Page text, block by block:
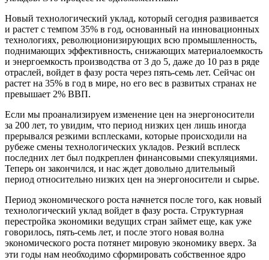
Новый технологический уклад, который сегодня развивается
и растет с темпом 35% в год, основанный на инновационных
технологиях, революционизирующих всю промышленность,
поднимающих эффективность, снижающих материалоемкость
и энергоемкость производства от 3 до 5, даже до 10 раз в ряде
отраслей, войдет в фазу роста через пять-семь лет. Сейчас он
растет на 35% в год в мире, но его вес в развитых странах не
превышает 2% ВВП.
Если мы проанализируем изменение цен на энергоносители
за 200 лет, то увидим, что период низких цен лишь иногда
прерывался резкими всплесками, которые происходили на
рубеже смены технологических укладов. Резкий всплеск
последних лет был подкреплен финансовыми спекуляциями.
Теперь он закончился, и нас ждет довольно длительный
период относительно низких цен на энергоносители и сырье.
Период экономического роста начнется после того, как новый
технологический уклад войдет в фазу роста. Структурная
перестройка экономики ведущих стран займет еще, как уже
говорилось, пять-семь лет, и после этого новая волна
экономического роста потянет мировую экономику вверх. За
эти годы нам необходимо сформировать собственное ядро